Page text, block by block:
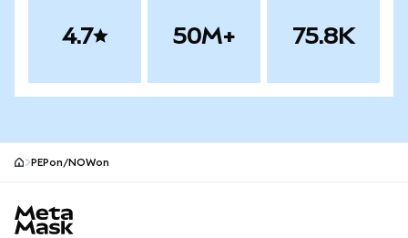
4.7 50M+ 75.8K
PEPon/NOWon